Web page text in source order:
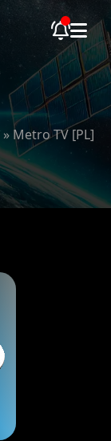
» Metro TV [PL]